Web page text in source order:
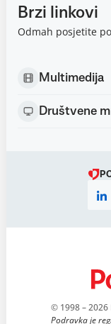
Brzi linkovi
Odmah posjetite
Multimedija
Društvene
© 1998 – 2026
Podravka je